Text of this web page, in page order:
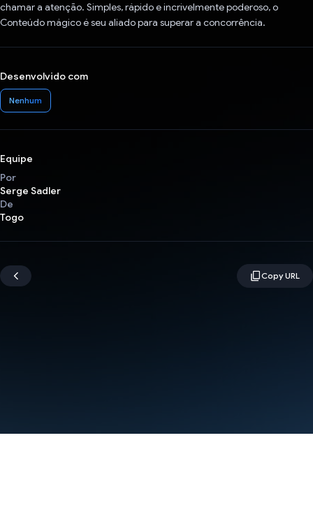
chamar a atenção. Simples, rápido e incrivelmente poderoso, o
Conteúdo mágico é seu aliado para superar a concorrência.
Desenvolvido com
Nenhum
Equipe
Por
Serge Sadler
De
Togo